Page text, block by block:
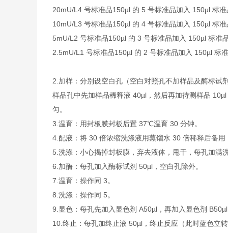
20mU/L 4 号标准品150µl 的 5 号标准品加入 150µl 标准
10mU/L 3 号标准品150µl 的 4 号标准品加入 150µl 标准
5mU/L 2 号标准品150µl 的 3 号标准品加入 150µl 标准
2.5mU/L 1 号标准品150µl 的 2 号标准品加入 150µl 标
2.加样：分别设空白孔（空白对照孔不加样品及酶标
样品孔中先加样品稀释液 40µl，然后再加待测样品
匀。
3.温育：用封板膜封板后置 37℃温育 30 分钟。
4.配液：将 30 倍浓缩洗涤液用蒸馏水 30 倍稀释后备用
5.洗涤：小心揭掉封板膜，弃去液体，甩干，每孔加满
6.加酶：每孔加入酶标试剂 50µl，空白孔除外。
7.温育：操作同 3。
8.洗涤：操作同 5。
9.显色：每孔先加入显色剂 A50µl，再加入显色剂
10.终止：每孔加终止液 50µl，终止反应（此时蓝色立